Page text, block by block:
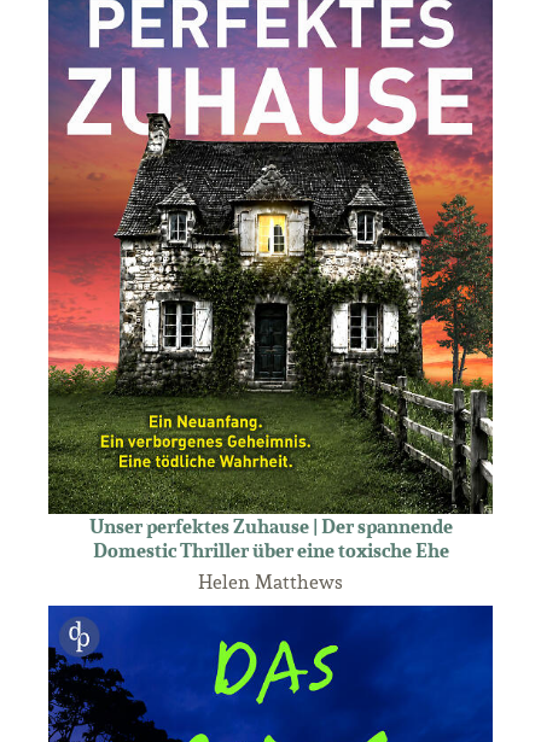
Unser perfektes Zuhause | Der spannende
Domestic Thriller über eine toxische Ehe
Helen Matthews